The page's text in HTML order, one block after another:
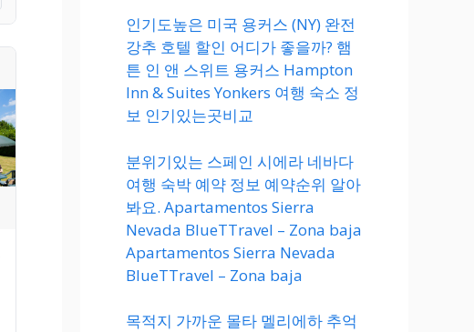
인기도높은 미국 용커스 (NY) 완전
강추 호텔 할인 어디가 좋을까? 햄
튼 인 앤 스위트 용커스 Hampton
Inn & Suites Yonkers 여행 숙소 정
보 인기있는곳비교
분위기있는 스페인 시에라 네바다
여행 숙박 예약 정보 예약순위 알아
봐요. Apartamentos Sierra
Nevada BlueTTravel – Zona baja
Apartamentos Sierra Nevada
BlueTTravel – Zona baja
목적지 가까운 몰타 멜리에하 추억